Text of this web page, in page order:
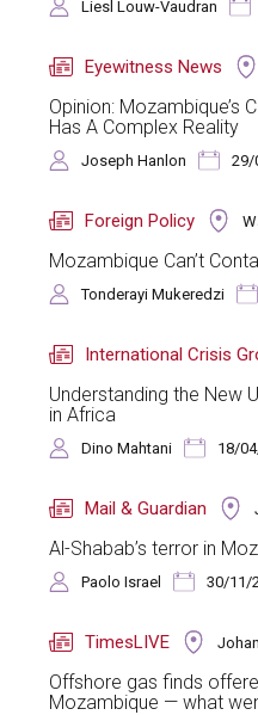
Liesl Louw-Vaudran
Eyewitness News
Opinion: Mozambique’s
Has A Complex Reality
Joseph Hanlon 29/
Foreign Policy
Mozambique Can’t
Tonderayi Mukeredzi
International Crisis
Understanding the New
in Africa
Dino Mahtani 18/
Mail & Guardian
Al-Shabab’s terror in
Paolo Israel 30/11/
TimesLIVE
Offshore gas finds
Mozambique — what